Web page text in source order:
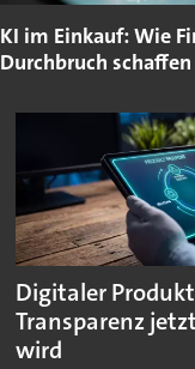
KI im Einkauf: Wie
Durchbruch schaffen
Digitaler
Transparenz
wird